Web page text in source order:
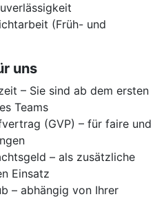
(Früh- und
uns
– Sie sind ab dem ersten
Teams
(GVP) – für faire und
– als zusätzliche
Einsatz
– abhängig von Ihrer